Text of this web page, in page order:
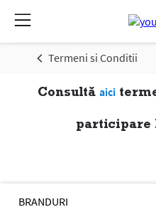
Termeni si Conditii
Consultăaici
participare
BRANDURI